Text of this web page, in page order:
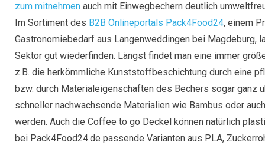
zum mitnehmen auch mit Einwegbechern deutlich
Im Sortiment des B2B Onlineportals Pack4Food24, einem
Gastronomiebedarf aus Langenweddingen bei Magdeburg,
Sektor gut wiederfinden. Längst findet man eine immer
z.B. die herkömmliche Kunststoffbeschichtung durch eine
bzw. durch Materialeigenschaften des Bechers sogar ganz
schneller nachwachsende Materialien wie Bambus oder
werden. Auch die Coffee to go Deckel können natürlich
bei Pack4Food24.de passende Varianten aus PLA,